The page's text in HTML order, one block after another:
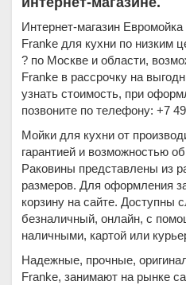
Интернет-магазин
Franke для кухни по низким
? по Москве и области,
Franke в рассрочку на
узнать стоимость, при
позвоните по телефону: +7
Мойки для кухни от
гарантией и возможностью
Раковины представлены из
размеров. Для оформления
корзину на сайте.
безналичный, онлайн, с
наличными, картой или
Надежные, прочные,
Franke, занимают на рынке